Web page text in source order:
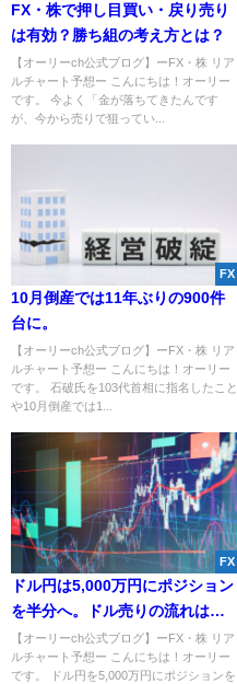
FX・株で押し目買い・戻り売り
は有効？勝ち組の考え方とは？
【オーリーch公式ブログ】ーFX・株 リア
ルチャート予想ー こんにちは！オーリー
です。 今よく「金が落ちてきたんです
が、今から売りで狙ってい...
FX
10月倒産では11年ぶりの900件
台に。
【オーリーch公式ブログ】ーFX・株 リア
ルチャート予想ー こんにちは！オーリー
です。 石破氏を103代首相に指名したこと
や10月倒産では1...
FX
ドル円は5,000万円にポジション
を半分へ。ドル売りの流れは金
（ゴールド）買いから来る？
【FX・投機筋】
【オーリーch公式ブログ】ーFX・株 リア
ルチャート予想ー こんにちは！オーリー
です。 ドル円を5,000万円にポジションを